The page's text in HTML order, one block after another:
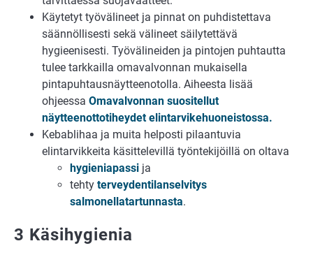
Käytetyt työvälineet ja pinnat on puhdistettava
säännöllisesti sekä välineet säilytettävä
hygieenisesti. Työvälineiden ja pintojen puhtautta
tulee tarkkailla omavalvonnan mukaisella
pintapuhtausnäytteenotolla. Aiheesta lisää
ohjeessa Omavalvonnan suositellut
näytteenottotiheydet elintarvikehuoneistossa.
Kebablihaa ja muita helposti pilaantuvia
elintarvikkeita käsittelevillä työntekijöillä on oltava
hygieniapassi ja
tehty terveydentilanselvitys
salmonellatartunnasta.
3 Käsihygienia